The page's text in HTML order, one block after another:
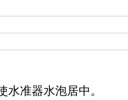
水准器水泡居中。